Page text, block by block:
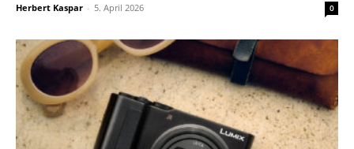
Herbert Kaspar - 5. April 2026 0